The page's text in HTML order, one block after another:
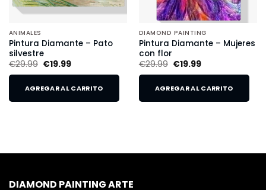
ANIMALES
Pintura Diamante – Pato
silvestre
€29.99 €19.99
AGREGAR AL CARRITO
DIAMOND PAINTING
Pintura Diamante – Mujeres
con flor
€29.99 €19.99
AGREGAR AL CARRITO
DIAMOND PAINTING ARTE